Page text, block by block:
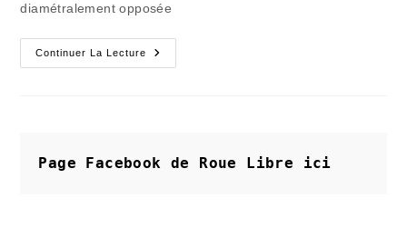
diamétralement opposée
Continuer La Lecture
Un
Choc
Chili
Page Facebook de Roue Libre ici